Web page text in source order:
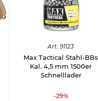
Art. 91123
Max Tactical Stahl-BBs
Kal. 4,5 mm 1500er
Schnelllader
-29%